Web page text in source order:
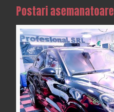
Postari asemanatoare